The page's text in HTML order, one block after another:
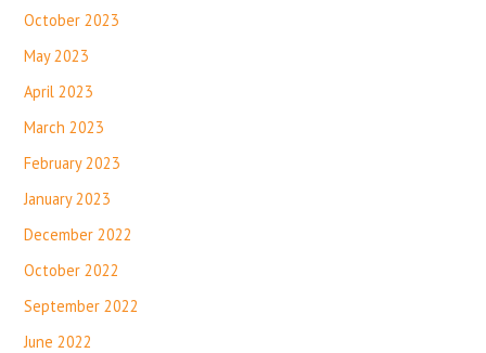
October 2023
May 2023
April 2023
March 2023
February 2023
January 2023
December 2022
October 2022
September 2022
June 2022